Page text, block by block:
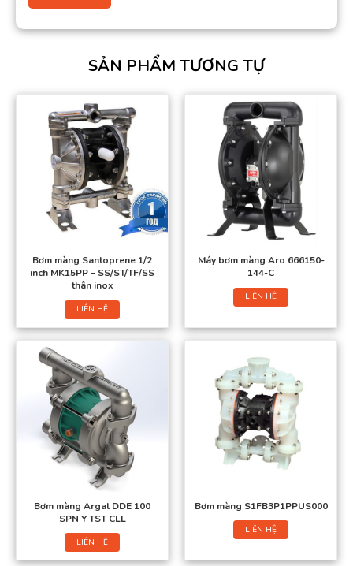
SẢN PHẨM TƯƠNG TỰ
Bơm màng Santoprene 1/2
inch MK15PP – SS/ST/TF/SS
thân inox
LIÊN HỆ
Máy bơm màng Aro 666150-
144-C
LIÊN HỆ
Bơm màng Argal DDE 100
SPN Y TST CLL
LIÊN HỆ
Bơm màng S1FB3P1PPUS000
LIÊN HỆ